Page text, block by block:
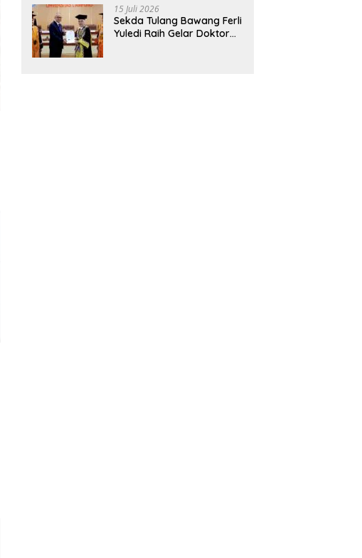
Bergizi Gratis di Natar
15 Juli 2026
Sekda Tulang Bawang Ferli
Yuledi Raih Gelar Doktor